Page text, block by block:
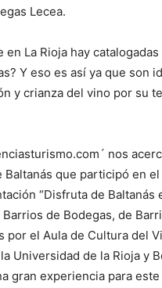
Lecea.
en La Rioja hay
Y eso es así ya que son
y crianza del vino por su
nos
Baltanás que participó en
“Disfruta de Baltanás
Barrios de Bodegas, de
por el Aula de Cultura del
Universidad de la Rioja y
gran experiencia para